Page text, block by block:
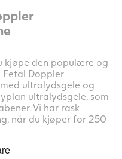
kjøpe den populære og
Fetal Doppler
ultralydsgele og
ultralydsgele, som
Vi har rask
når du kjøper for 250